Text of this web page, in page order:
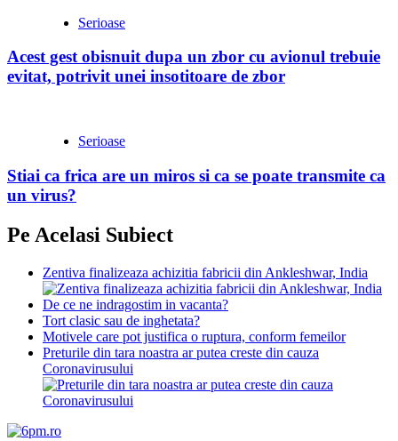
Serioase
Acest gest obisnuit dupa un zbor cu avionul trebuie
evitat, potrivit unei insotitoare de zbor
Serioase
Stiai ca frica are un miros si ca se poate transmite ca
un virus?
Pe Acelasi Subiect
Zentiva finalizeaza achizitia fabricii din Ankleshwar, India
De ce ne indragostim in vacanta?
Tort clasic sau de inghetata?
Motivele care pot justifica o ruptura, conform femeilor
Preturile din tara noastra ar putea creste din cauza
Coronavirusului